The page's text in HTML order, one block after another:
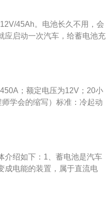
下、车子长期停放、以及老
车的蓄电池亏电打不着火。
的汽车的蓄电池接到自己车
线将两辆车相连，正极接正
45Ah。电池长久不用，会
应启动一次汽车，给蓄电池充
是扩展资料：1、车辆长期
后再拔去带有正极标志(+)的
就要更换。2、蓄电池的蓄电
不够，作为临时措施，可以
将两个蓄电池的负极和负极
；额定电压为12V；20小
学会的缩写）标准：冷起动
下，不要长时间使用车内电
年不等，与车辆的使用情况和
介绍如下：1、蓄电池是汽车
成电能的装置，属于直流电
大的起动电流（10A左